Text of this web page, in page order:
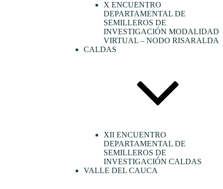
X ENCUENTRO
DEPARTAMENTAL DE
SEMILLEROS DE
INVESTIGACIÓN MODALIDAD
VIRTUAL – NODO RISARALDA
CALDAS
XII ENCUENTRO
DEPARTAMENTAL DE
SEMILLEROS DE
INVESTIGACIÓN CALDAS
VALLE DEL CAUCA